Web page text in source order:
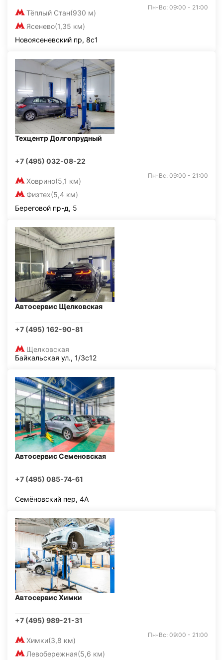
Тёплый Стан(930 м)
Ясенево(1,35 км)
Пн-Вс: 09:00 - 21:00
Новоясеневский пр, 8с1
Техцентр Долгопрудный
+7 (495) 032-08-22
Ховрино(5,1 км)
Физтех(5,4 км)
Пн-Вс: 09:00 - 21:00
Береговой пр-д, 5
Автосервис Щелковская
+7 (495) 162-90-81
Щелковская
Байкальская ул., 1/3с12
Автосервис Семеновская
+7 (495) 085-74-61
Семёновский пер, 4А
Автосервис Химки
+7 (495) 989-21-31
Химки(3,8 км)
Левобережная(5,6 км)
Пн-Вс: 09:00 - 21:00